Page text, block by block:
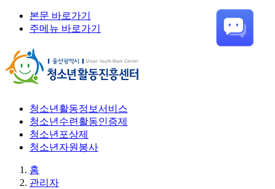
본문 바로가기
주메뉴 바로가기
청소년활동정보서비스
청소년수련활동인증제
청소년포상제
청소년자원봉사
홈
관리자